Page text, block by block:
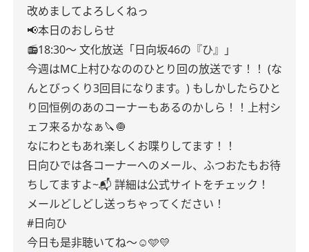
改めましてよろしくねっ
📢本日のおしらせ
📻18:30〜 文化放送「日向坂46の『ひ』」
今週はMC上村ひなののひとり回の放送です！！ (な
んとびっくり3回目になります。) もしかしたらひと
り回恒例のあのコーナーもあるのかしら！！上村シ
ェフ来るかなぁ🔪🧅
なにわともあれ楽しくお喋りしてます！！
日向ひでは各コーナーへのメール、ふつおたもお待
ちしてますよ~📬 詳細は公式サイトをチェック！
メールどしどし送っちゃってください！
#日向ひ
今日も是非聴いてね〜☺️🩵💛